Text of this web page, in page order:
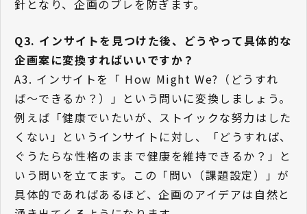
針となり、企画のブレを防ぎます。
Q3. インサイトを見つけた後、どうやって具体的な
企画案に変換すればいいですか？
A3. インサイトを「 How Might We?（どうすれ
ば〜できるか？）」という問いに変換しましょう。
例えば「健康でいたいが、ストイックな努力はした
くない」というインサイトに対し、「どうすれば、
ぐうたらな性格のままで健康を維持できるか？」と
いう問いを立てます。この「問い（課題設定）」が
具体的であればあるほど、企画のアイデアは自然と